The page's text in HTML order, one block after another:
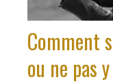
Comment
ou ne pas